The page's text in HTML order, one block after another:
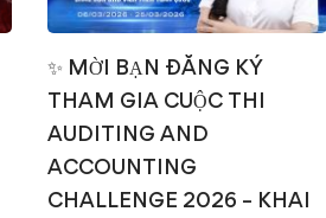
✨ MỜI BẠN ĐĂNG KÝ
THAM GIA CUỘC THI
AUDITING AND
ACCOUNTING
CHALLENGE 2026 – KHAI